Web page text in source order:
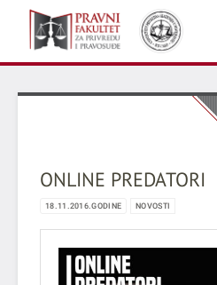
ONLINE PREDATORI
18.11.2016.GODINE NOVOSTI